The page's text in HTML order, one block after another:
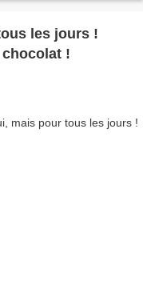
les jours !
!